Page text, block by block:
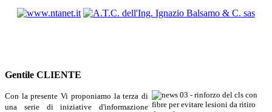
Gentile CLIENTE
Con la presente Vi proponiamo la terza di
una serie di iniziative d'informazione